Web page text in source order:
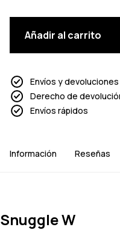
Añadir al carrito
Envíos y
Derecho de
Envíos rápidos
Información Reseñas
Snuggle W